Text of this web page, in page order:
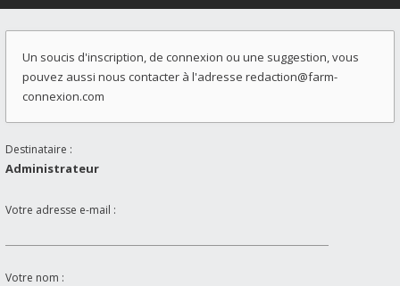
Un soucis d'inscription, de connexion ou une suggestion, vous
pouvez aussi nous contacter à l'adresse redaction@farm-
connexion.com
Destinataire :
Administrateur
Votre adresse e-mail :
Votre nom :